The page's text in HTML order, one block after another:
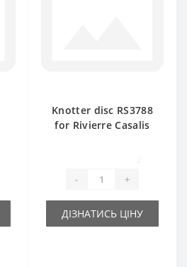
Knotter disc RS3788
for Rivierre Casalis
- +
ДІЗНАТИСЬ ЦІНУ